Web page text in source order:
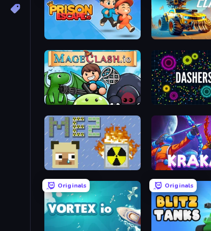
Car Clash 2
Mageclash.io Dashers.io
MineEnergy2 Krakax
Originals Originals